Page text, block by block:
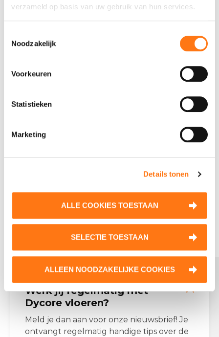
verzameld op basis van uw gebruik van hun services.
Noodzakelijk
Voorkeuren
Statistieken
Marketing
Details tonen
ALLE COOKIES TOESTAAN
SELECTIE TOESTAAN
ALLEEN NOODZAKELIJKE COOKIES
Sparingen en instortvoorzieningen
Contactgegevens Dycore
Email:info@dycore.nl
(0)162 477 477
Onze producten
Werk jij regelmatig met
Dycore vloeren?
Meld je dan aan voor onze nieuwsbrief! Je
ontvangt regelmatig handige tips over de